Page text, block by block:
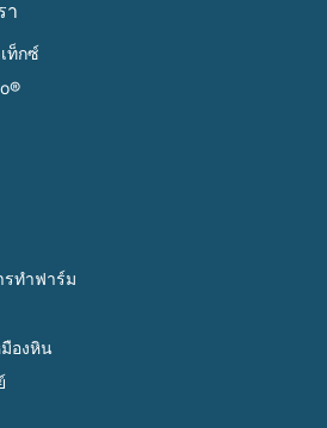
า
ท็กซ์
รทำฟาร์ม
องหิน